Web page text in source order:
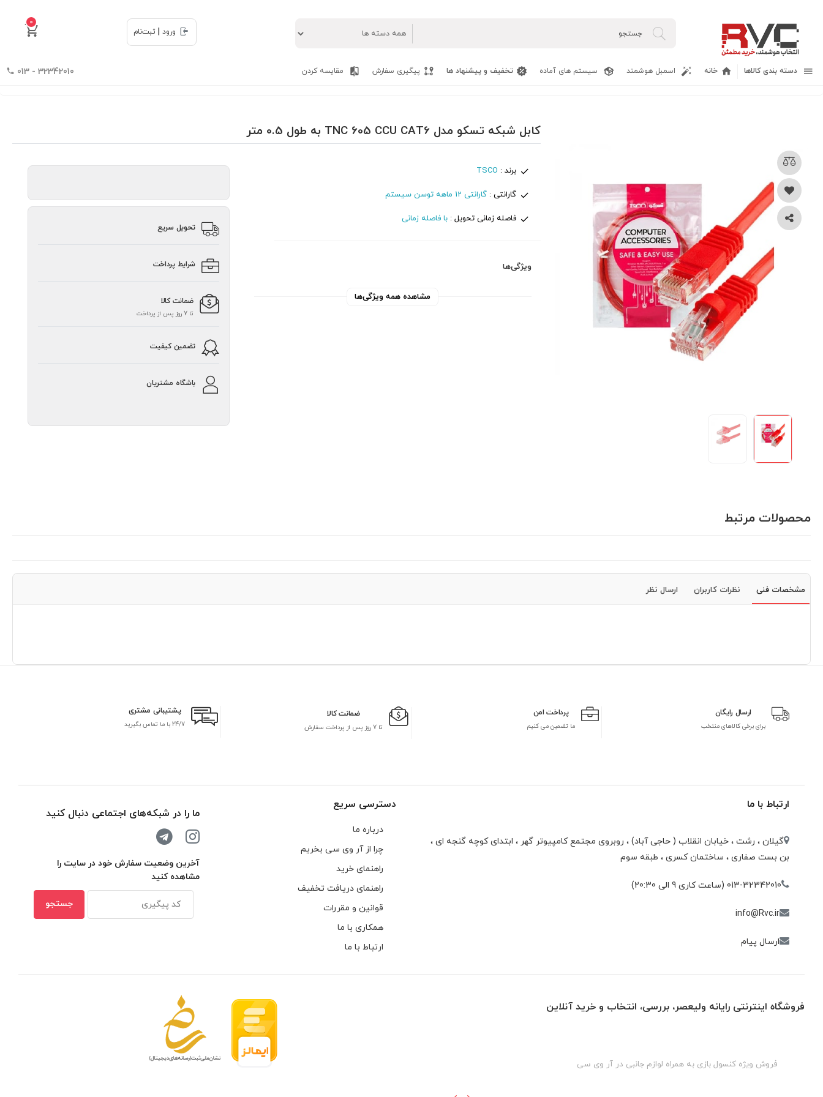
0
ورود
ثبت‌نام
دسته بندی کالاها خانه اسمبل هوشمند سیستم های آماده تخفیف و پیشنهاد ها پیگیری سفارش مقایسه کردن 32342010 - 013
کابل شبکه تسکو مدل TNC 605 CCU CAT6 به طول 0.5 متر
برند : TSCO
گارانتی : گارانتی 12 ماهه توسن سیستم
فاصله زمانی تحویل : با فاصله زمانی
ویژگی‌ها
مشاهده همه ویژگی‌ها
تحویل سریع
شرایط پرداخت
ضمانت کالا
تا 7 روز پس از پرداخت
تضمین کیفیت
باشگاه مشتریان
محصولات مرتبط
مشخصات فنی نظرات کاربران ارسال نظر
ارسال رایگان
برای برخی کالاهای منتخب
پرداخت امن
ما تضمین می کنیم
ضمانت کالا
تا 7 روز پس از پرداخت سفارش
پشتیبانی مشتری
24/7 با ما تماس بگیرید
ارتباط با ما
گیلان ، رشت ، خيابان انقلاب ( حاجی آباد) ، روبروی مجتمع كامپيوتر گهر ، ابتدای كوچه گنجه ای ،
بن بست صفاری ، ساختمان كسری ، طبقه سوم
013-32342010 (ساعت کاری 9 الی 20:30)
info@Rvc.ir
ارسال پیام
دسترسی سریع
درباره ما
چرا از آر وی سی بخریم
راهنمای خرید
راهنمای دریافت تخفیف
قوانین و مقررات
همکاری با ما
ارتباط با ما
ما را در شبکه‌های اجتماعی دنبال کنید
آخرین وضعیت سفارش خود در سایت را
مشاهده کنید
فروشگاه اینترنتی رایانه ولیعصر، بررسی، انتخاب و خرید آنلاین
فروش ویژه کنسول بازی به همراه لوازم جانبی در آر وی سی هارهای اینترنال مخصوص دوربین های مدار بسته در ظرفیتهای مختلف